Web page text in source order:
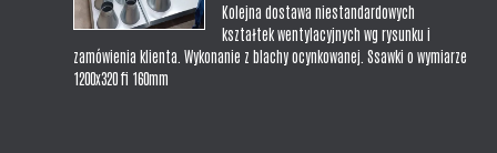
Kolejna dostawa niestandardowych
kształtek wentylacyjnych wg rysunku i
zamówienia klienta. Wykonanie z blachy ocynkowanej. Ssawki o wymiarze
1200x320 fi 160mm